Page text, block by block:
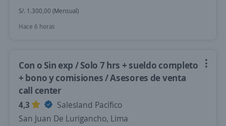
S/. 1.300,00 (Mensual)
Hace 6 horas
Con o Sin exp / Solo 7 hrs + sueldo completo
+ bono y comisiones / Asesores de venta
call center
4,3
Salesland Pacífico
San Juan De Lurigancho, Lima